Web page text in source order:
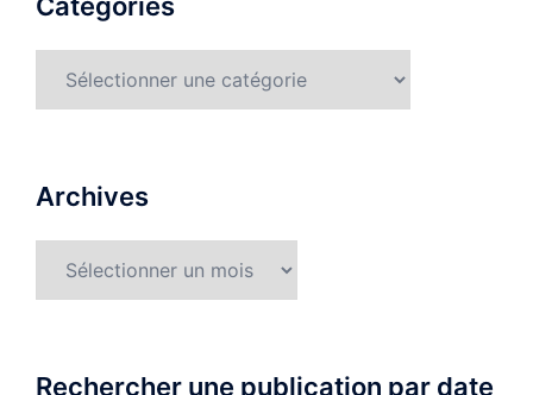
Archives
Rechercher une publication par date